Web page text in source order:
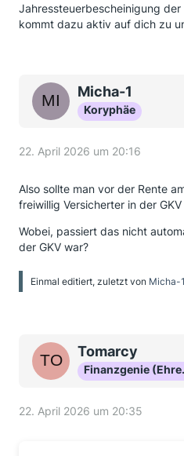
Jahressteuerbescheinigung der
kommt dazu aktiv auf dich zu
Micha-1
Koryphäe
22. April 2026 um 20:16
Also sollte man vor der Rente
freiwillig Versicherter in der
Wobei, passiert das nicht
der GKV war?
Einmal editiert, zuletzt von Micha-1
Tomarcy
22. April 2026 um 20:35